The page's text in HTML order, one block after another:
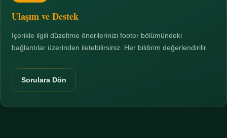
Ulaşım ve Destek
İçerikle ilgili düzeltme önerilerinizi footer bölümündeki
bağlantılar üzerinden iletebilirsiniz. Her bildirim değerlendirilir.
Sorulara Dön